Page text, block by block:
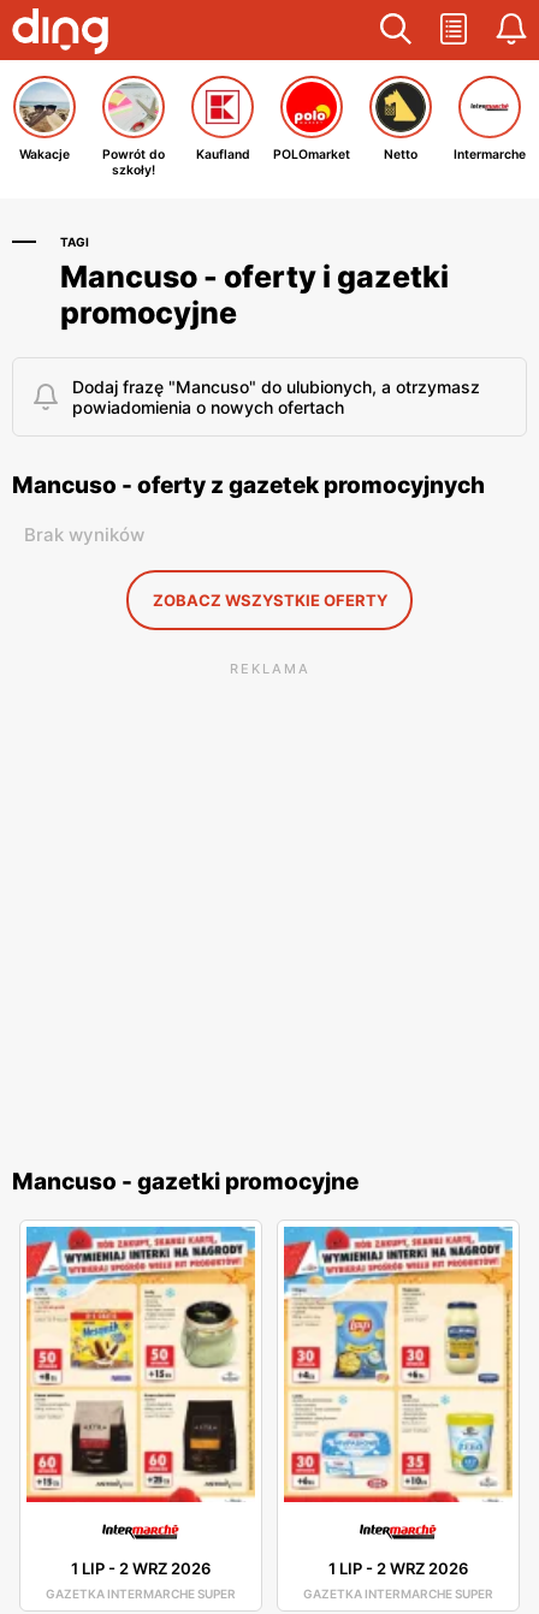
Wakacje
Powrót do
szkoły!
Kaufland POLOmarket Netto Intermarche
TAGI
Mancuso - oferty i gazetki
promocyjne
Dodaj frazę "Mancuso" do ulubionych, a otrzymasz
powiadomienia o nowych ofertach
Mancuso - oferty z gazetek promocyjnych
Brak wyników
ZOBACZ WSZYSTKIE OFERTY
REKLAMA
Mancuso - gazetki promocyjne
1 LIP-2 WRZ 2026
GAZETKA INTERMARCHE SUPER
1 LIP-2 WRZ 2026
GAZETKA INTERMARCHE SUPER